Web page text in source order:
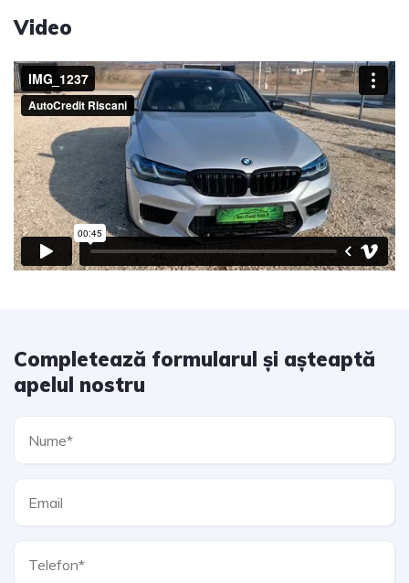
Video
Completează formularul și așteaptă
apelul nostru